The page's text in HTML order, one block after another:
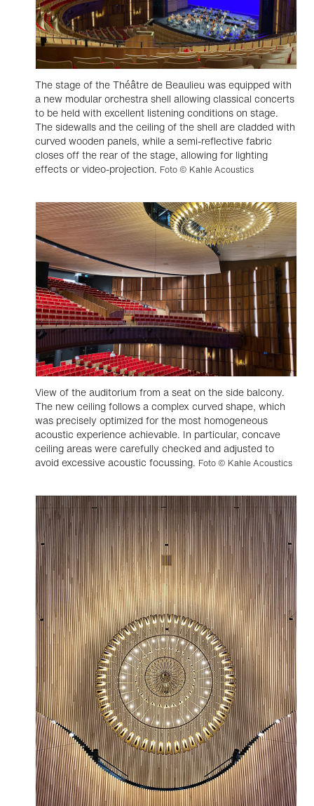
The stage of the Théâtre de Beaulieu was equipped with
a new modular orchestra shell allowing classical concerts
to be held with excellent listening conditions on stage.
The sidewalls and the ceiling of the shell are cladded with
curved wooden panels, while a semi-reflective fabric
closes off the rear of the stage, allowing for lighting
effects or video-projection. Foto © Kahle Acoustics
View of the auditorium from a seat on the side balcony.
The new ceiling follows a complex curved shape, which
was precisely optimized for the most homogeneous
acoustic experience achievable. In particular, concave
ceiling areas were carefully checked and adjusted to
avoid excessive acoustic focussing. Foto © Kahle Acoustics